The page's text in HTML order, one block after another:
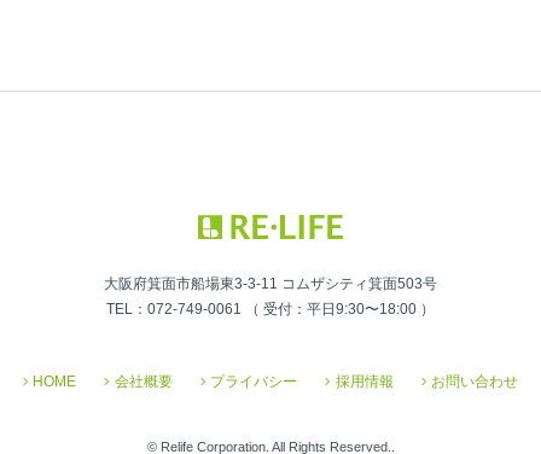
大阪府箕面市船場東3-3-11 コムザシティ箕面503号
TEL：072-749-0061 （ 受付：平日9:30〜18:00 ）
HOME 会社概要 プライバシー 採用情報 お問い合わせ
© Relife Corporation. All Rights Reserved..